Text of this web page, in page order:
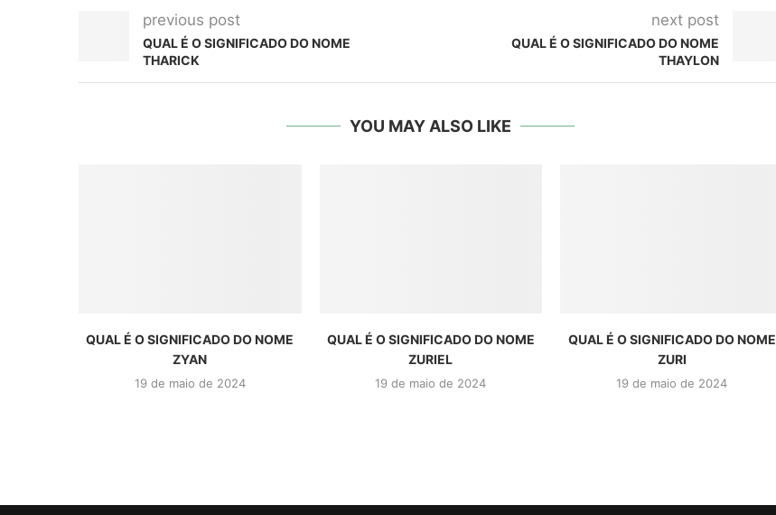
previous post
QUAL É O SIGNIFICADO DO NOME
THARICK
next post
QUAL É O SIGNIFICADO DO NOME
THAYLON
YOU MAY ALSO LIKE
QUAL É O SIGNIFICADO DO NOME
ZYAN
19 de maio de 2024
QUAL É O SIGNIFICADO DO NOME
ZURIEL
19 de maio de 2024
QUAL É O SIGNIFICADO DO NOME
ZURI
19 de maio de 2024